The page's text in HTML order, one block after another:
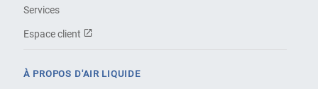
Services
Espace client
À PROPOS D'AIR LIQUIDE